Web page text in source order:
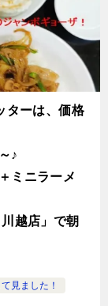
ターは、価格
♪
ミニラーメ
越店」で朝
見ました！